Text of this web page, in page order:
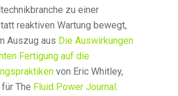
zu einer
reaktiven Wartung bewegt,
Auszug aus Die Auswirkungen
Fertigung auf die
von Eric Whitley,
The Fluid Power Journal.